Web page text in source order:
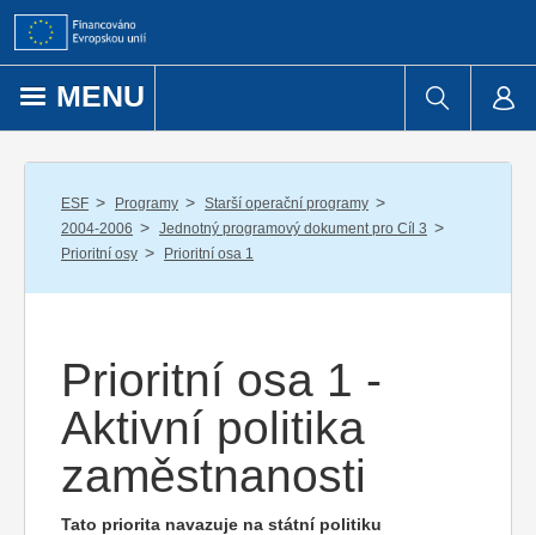
Přejít k obsahu
MENU
ESF / Programy / Starší operační programy /
2004-2006 / Jednotný programový dokument pro Cíl 3 /
Prioritní osy / Prioritní osa 1
Prioritní osa 1 -
Aktivní politika
zaměstnanosti
Tato priorita navazuje na státní politiku